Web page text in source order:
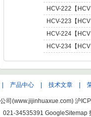
Hepatitis C
型肝炎病毒
Hepatitis C
HCV-222【
肝炎病毒NS5,
C Virus NS5
HCV-223【
肝炎病毒NS5,
C Virus NS5
HCV-224【
肝炎病毒NS5,
HCV-234【
Hepatitis C Virus
产品中心 技术文章
司(www.jijinhuaxue.com) 沪
021-34535391 GoogleSitemap